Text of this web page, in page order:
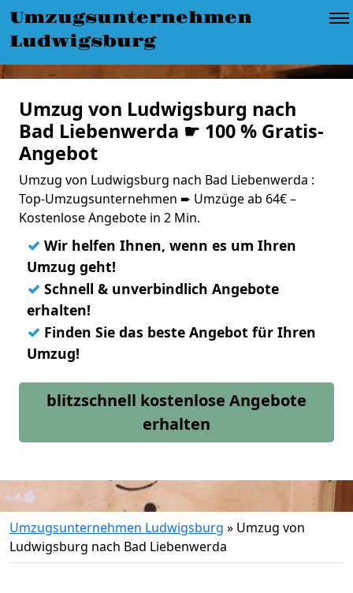
Umzugsunternehmen
Ludwigsburg
Umzug von Ludwigsburg nach
Bad Liebenwerda ☛ 100 % Gratis-
Angebot
Umzug von Ludwigsburg nach Bad Liebenwerda :
Top-Umzugsunternehmen ➨ Umzüge ab 64€ –
Kostenlose Angebote in 2 Min.
✓ Wir helfen Ihnen, wenn es um Ihren
Umzug geht!
✓ Schnell & unverbindlich Angebote
erhalten!
✓ Finden Sie das beste Angebot für Ihren
Umzug!
blitzschnell kostenlose Angebote
erhalten
Umzugsunternehmen Ludwigsburg » Umzug von
Ludwigsburg nach Bad Liebenwerda